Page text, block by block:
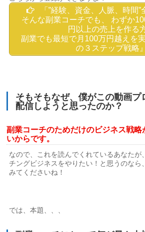
「”経験、資金、人脈、時間”
そんな副業コーチでも、 わずか
円以上の売上を作る
副業でも最短で月100万円越えを
の３ステップ戦略』
そもそもなぜ、僕がこの動画プ
配信しようと思ったのか？
副業コーチのためだけのビジネス戦
いからです。
なので、これを読んでくれているあなた
チングビジネスをやりたい！と思うのなら
みてくださいね！
では、本題、、、